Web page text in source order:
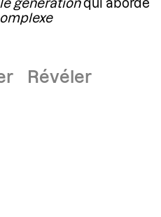
générationqui aborde
Révéler